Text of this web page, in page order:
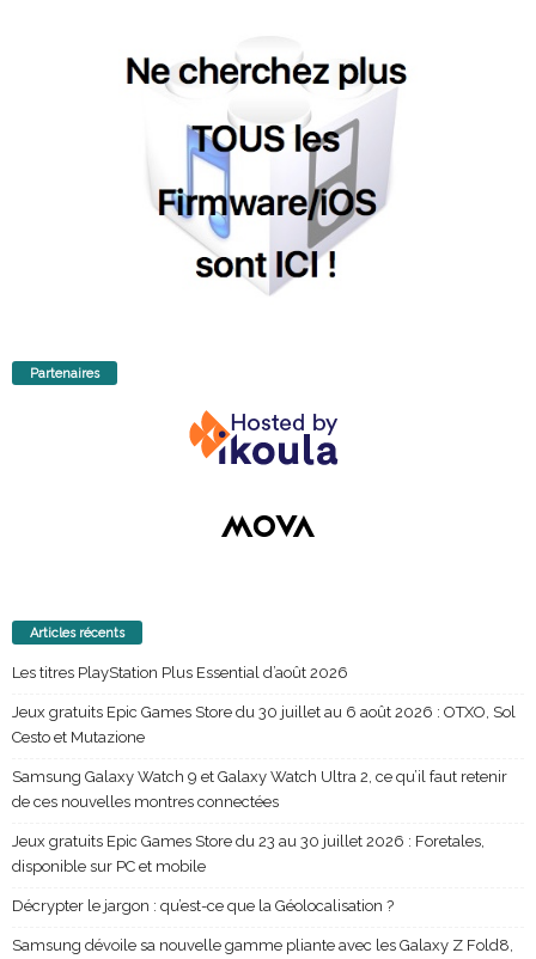
Partenaires
Articles récents
Les titres PlayStation Plus Essential d’août 2026
Jeux gratuits Epic Games Store du 30 juillet au 6 août 2026 : OTXO, Sol
Cesto et Mutazione
Samsung Galaxy Watch 9 et Galaxy Watch Ultra 2, ce qu’il faut retenir
de ces nouvelles montres connectées
Jeux gratuits Epic Games Store du 23 au 30 juillet 2026 : Foretales,
disponible sur PC et mobile
Décrypter le jargon : qu’est-ce que la Géolocalisation ?
Samsung dévoile sa nouvelle gamme pliante avec les Galaxy Z Fold8,